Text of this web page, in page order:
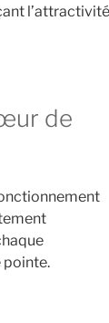
l’attractivité
de
pointe.